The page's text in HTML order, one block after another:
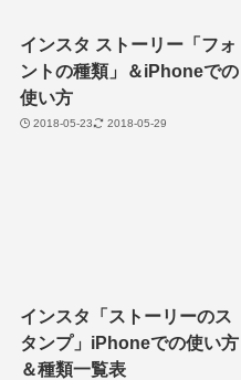
インスタ ストーリー「フォ
ントの種類」＆iPhoneでの
使い方
2018-05-23 2018-05-29
インスタ「ストーリーのス
タンプ」iPhoneでの使い方
＆種類一覧表